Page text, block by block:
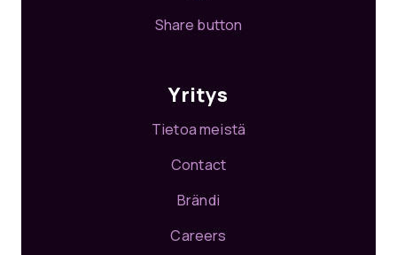
Share button
Yritys
Tietoa meistä
Contact
Brändi
Careers